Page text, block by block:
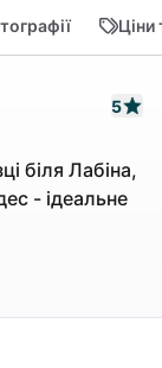
Ціни
5
біля Лабіна,
- ідеальне